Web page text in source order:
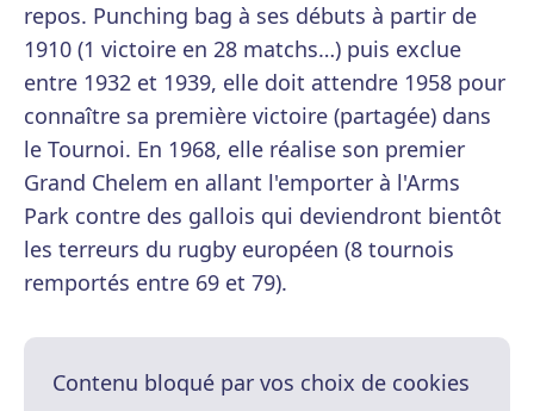
repos. Punching bag à ses débuts à partir de
1910 (1 victoire en 28 matchs…) puis exclue
entre 1932 et 1939, elle doit attendre 1958 pour
connaître sa première victoire (partagée) dans
le Tournoi. En 1968, elle réalise son premier
Grand Chelem en allant l'emporter à l'Arms
Park contre des gallois qui deviendront bientôt
les terreurs du rugby européen (8 tournois
remportés entre 69 et 79).
Contenu bloqué par vos choix de cookies